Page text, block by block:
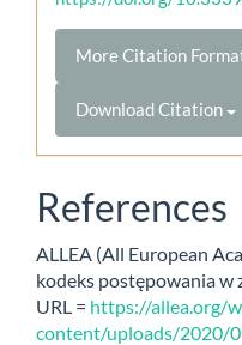
More Citation
Download Citation
References
ALLEA (All European
kodeks postępowania w
URL = https://allea.org/
content/uploads/2020/